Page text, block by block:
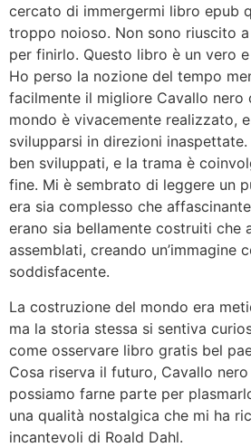
cercato di immergermi libro epub
troppo noioso. Non sono riuscito a
per finirlo. Questo libro è un vero
Ho perso la nozione del tempo
facilmente il migliore Cavallo nero
mondo è vivacemente realizzato,
svilupparsi in direzioni
ben sviluppati, e la trama è
fine. Mi è sembrato di leggere un
era sia complesso che
erano sia bellamente costruiti che
assemblati, creando un’immagine
soddisfacente.
La costruzione del mondo era
ma la storia stessa si sentiva
come osservare libro gratis bel
Cosa riserva il futuro, Cavallo
possiamo farne parte per
una qualità nostalgica che mi ha
incantevoli di Roald Dahl.